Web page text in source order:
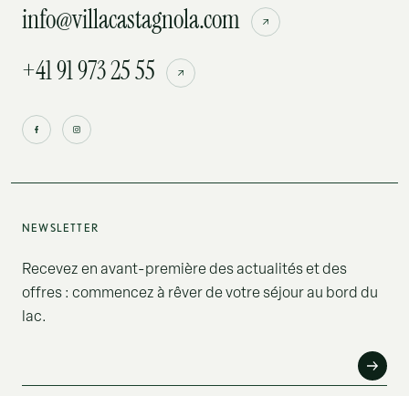
info@villacastagnola.com
+41 91 973 25 55
NEWSLETTER
Recevez en avant-première des actualités et des
offres : commencez à rêver de votre séjour au bord du
lac.